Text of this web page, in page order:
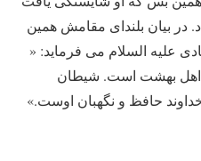
در بیان بلندای مقامش همین
علیه السلام می فرماید: «
اهل بهشت است. شیطان
حافظ و نگهبان اوست.»